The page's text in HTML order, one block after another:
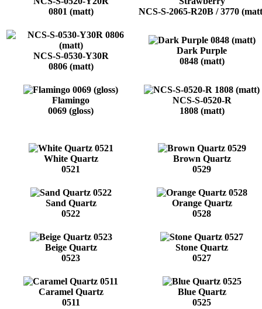
0801 (matt)
NCS-S-2065-R20B / 3770
NCS-S-0530-Y30R
0806 (matt)
Dark Purple
0848 (matt)
Flamingo
0069 (gloss)
NCS-S-0520-R
1808 (matt)
White Quartz
0521
Brown Quartz
0529
Sand Quartz
0522
Orange Quartz
0528
Beige Quartz
0523
Stone Quartz
0527
Caramel Quartz
0511
Blue Quartz
0525